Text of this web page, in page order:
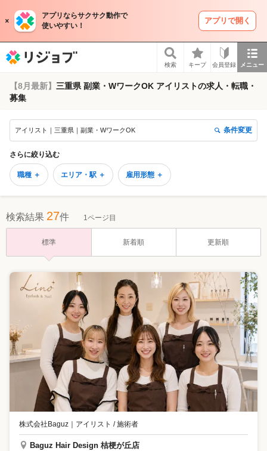
アプリならサクサク動作で
使いやすい！
アプリで開く
検索 キープ 会員登録 メニュー
【8月最新】 三重県 副業・WワークOK アイリストの求人・転職・
募集
アイリスト｜三重県｜副業・WワークOK 条件変更
さらに絞り込む
職種 ＋ エリア・駅 ＋ 雇用形態 ＋
検索結果 27件 1ページ目
標準 新着順 更新順
株式会社Baguz アイリスト / 施術者
Baguz Hair Design 桔梗が丘店